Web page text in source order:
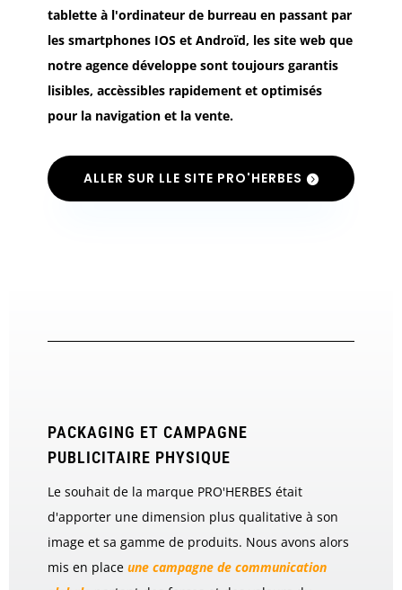
tablette à l'ordinateur de burreau en passant par
les smartphones IOS et Androïd, les site web que
notre agence développe sont toujours garantis
lisibles, accèssibles rapidement et optimisés
pour la navigation et la vente.
ALLER SUR LLE SITE PRO'HERBES
PACKAGING ET CAMPAGNE
PUBLICITAIRE PHYSIQUE
Le souhait de la marque PRO'HERBES était
d'apporter une dimension plus qualitative à son
image et sa gamme de produits. Nous avons alors
mis en place une campagne de communication